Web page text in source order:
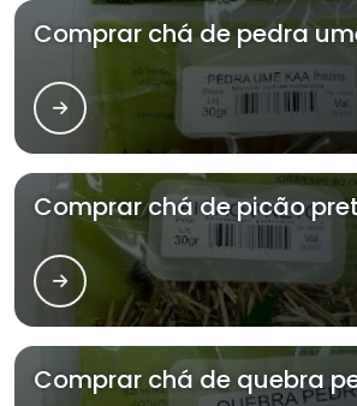
Comprar chá de pedra
Comprar chá de picão
Comprar chá de quebra